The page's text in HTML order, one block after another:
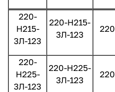
220-
Н215-
3Л-123
220-Н215-
3Л-123
220
220-
Н225-
3Л-123
220-Н225-
3Л-123
220